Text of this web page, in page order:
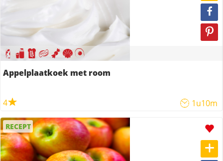
Appelplaatkoek met room
4 1u10m
RECEPT